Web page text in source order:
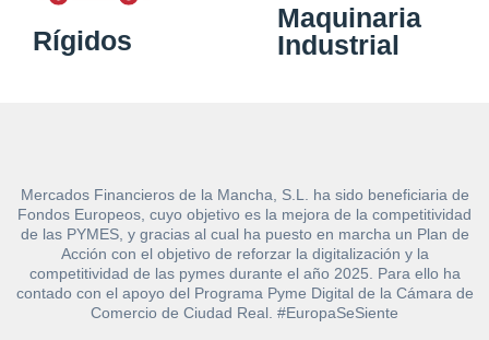
Rígidos
Maquinaria
Industrial
Mercados Financieros de la Mancha, S.L. ha sido beneficiaria de
Fondos Europeos, cuyo objetivo es la mejora de la competitividad
de las PYMES, y gracias al cual ha puesto en marcha un Plan de
Acción con el objetivo de reforzar la digitalización y la
competitividad de las pymes durante el año 2025. Para ello ha
contado con el apoyo del Programa Pyme Digital de la Cámara de
Comercio de Ciudad Real. #EuropaSeSiente